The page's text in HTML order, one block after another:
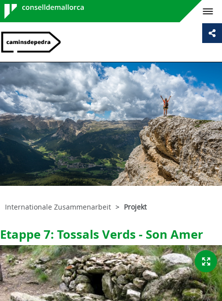
Consell de
Mallorca
Internationale Zusammenarbeit Projekt
Etappe 7: Tossals Verds - Son Amer